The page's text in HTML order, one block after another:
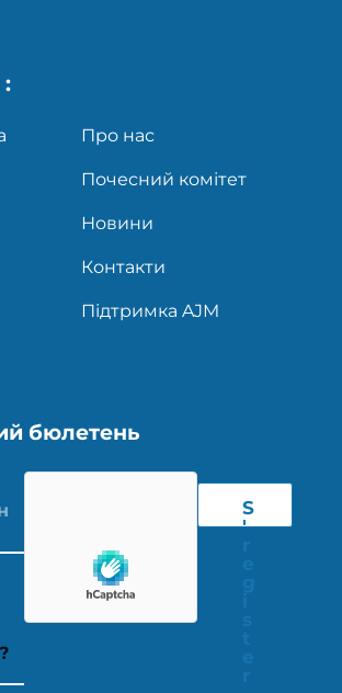
:
Про нас
Почесний комітет
Новини
Контакти
Підтримка AJM
бюлетень
S
'